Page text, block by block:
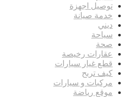
توصيل اجهزة
خدمة صيانة
ديني
سياحة
صحة
عقارات رخيصة
قطع غيار سيارات
كيف تربح
مركبات و سيارات
موقع رياضة